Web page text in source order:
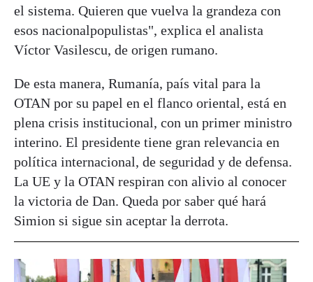
el sistema. Quieren que vuelva la grandeza con
esos nacionalpopulistas", explica el analista
Víctor Vasilescu, de origen rumano.
De esta manera, Rumanía, país vital para la
OTAN por su papel en el flanco oriental, está en
plena crisis institucional, con un primer ministro
interino. El presidente tiene gran relevancia en
política internacional, de seguridad y de defensa.
La UE y la OTAN respiran con alivio al conocer
la victoria de Dan. Queda por saber qué hará
Simion si sigue sin aceptar la derrota.